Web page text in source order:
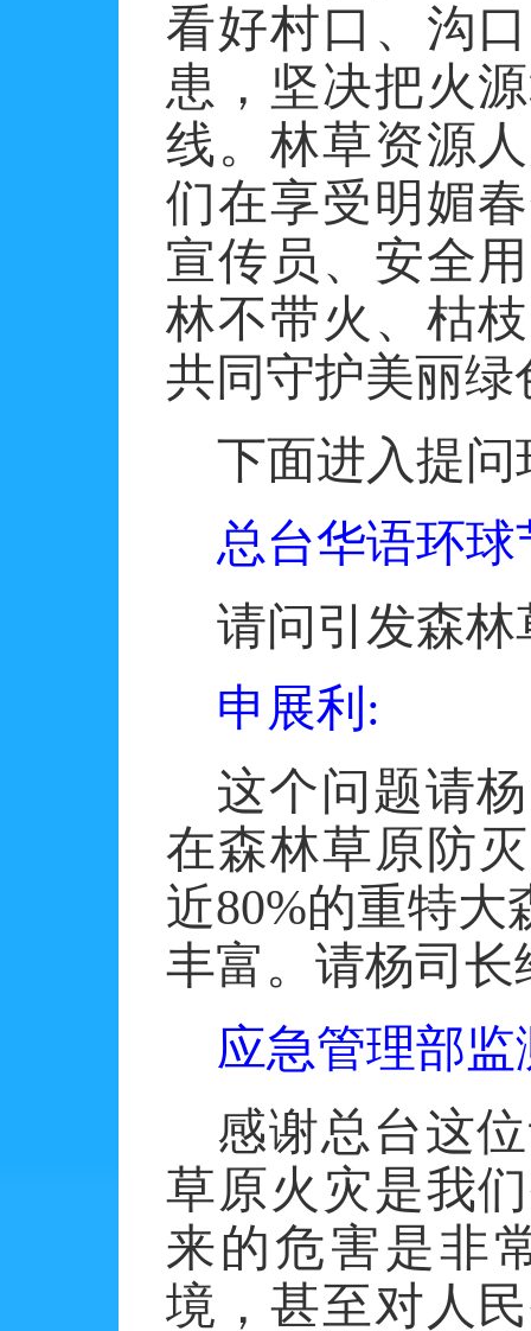
看好村口、沟
患，坚决把火
线。林草资源
们在享受明媚
宣传员、安全
林不带火、枯
共同守护美丽绿
下面进入提
总台华语环
请问引发森
申展利 :
这个问题请
在森林草原防
近80%的重特
丰富。请杨司
应急管理部
感谢总台这
草原火灾是我
来的危害是非
境，甚至对人